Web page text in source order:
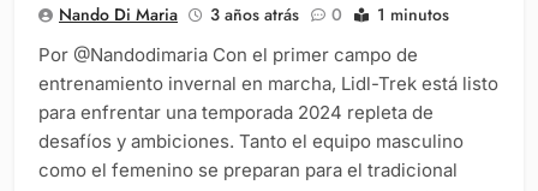
Nando Di Maria 3 años atrás 0 1 minutos
Por @Nandodimaria Con el primer campo de
entrenamiento invernal en marcha, Lidl-Trek está listo
para enfrentar una temporada 2024 repleta de
desafíos y ambiciones. Tanto el equipo masculino
como el femenino se preparan para el tradicional